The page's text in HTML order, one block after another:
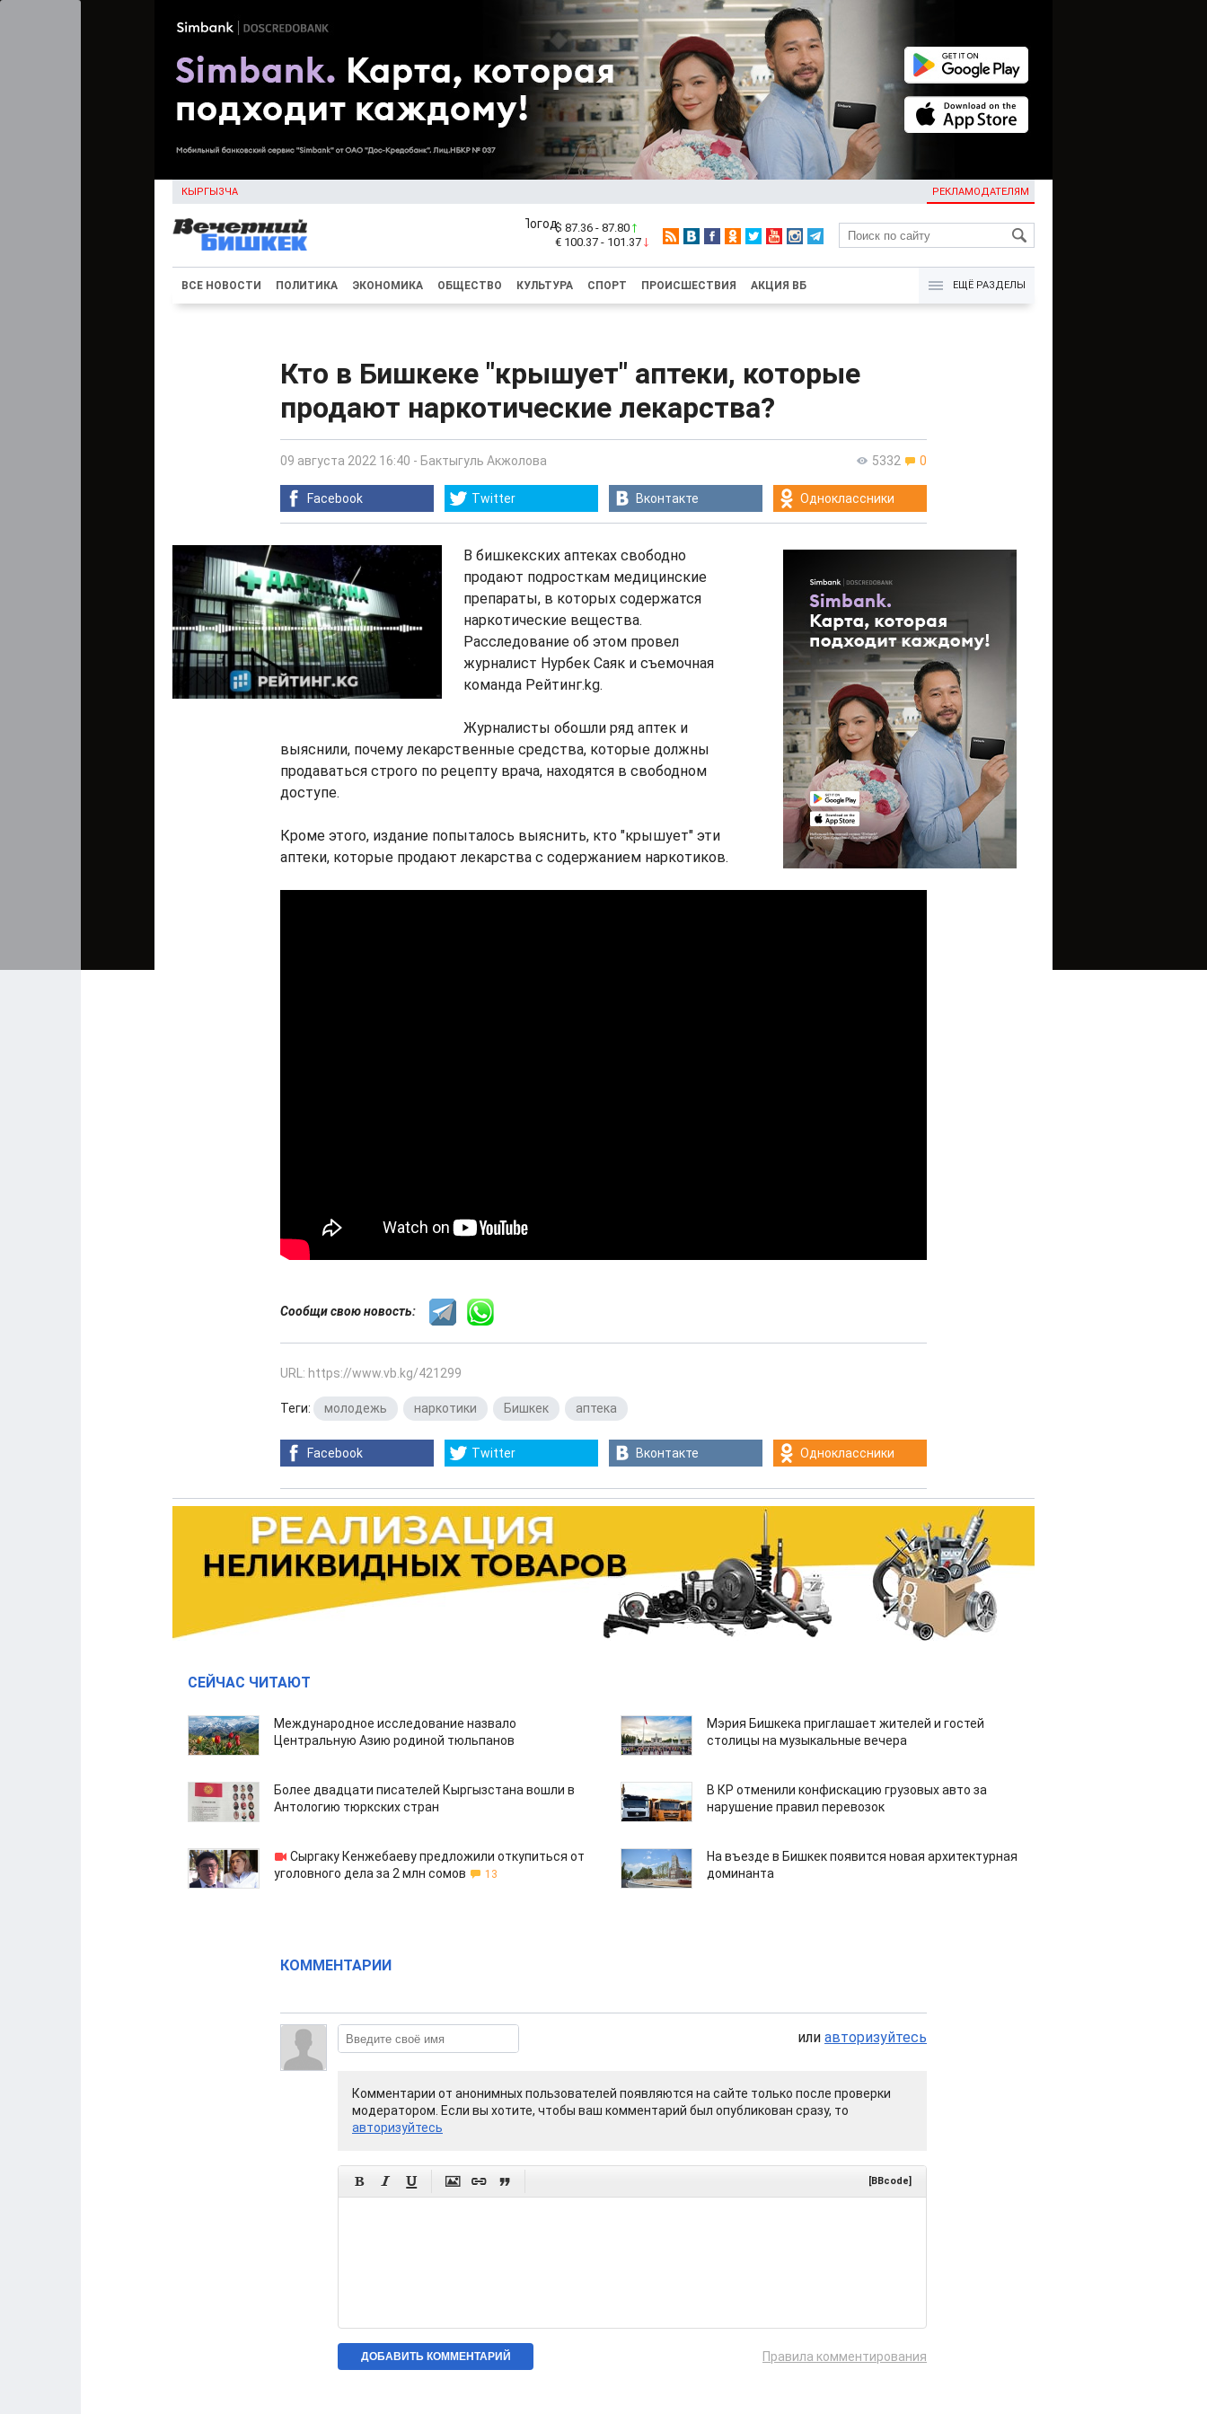
КЫРГЫЗЧА РЕКЛАМОДАТЕЛЯМ
KG
$ 87.36 - 87.80
€ 100.37 - 101.37
ВСЕ НОВОСТИ ПОЛИТИКА ЭКОНОМИКА ОБЩЕСТВО КУЛЬТУРА СПОРТ ПРОИСШЕСТВИЯ АКЦИЯ ВБ ЕЩЁ РАЗДЕЛЫ
Кто в Бишкеке "крышует" аптеки, которые
продают наркотические лекарства?
5332 0
09 августа 2022 16:40 - Бактыгуль Акжолова
Facebook Twitter Вконтакте Одноклассники
В бишкекских аптеках свободно
продают подросткам медицинские
препараты, в которых содержатся
наркотические вещества.
Расследование об этом провел
журналист Нурбек Саяк и съемочная
команда Рейтинг.kg.
Журналисты обошли ряд аптек и
выяснили, почему лекарственные средства, которые должны
продаваться строго по рецепту врача, находятся в свободном
доступе.
Кроме этого, издание попыталось выяснить, кто "крышует" эти
аптеки, которые продают лекарства с содержанием наркотиков.
Сообщи свою новость:
URL: https://www.vb.kg/421299
Теги: молодежь наркотики Бишкек аптека
Facebook Twitter Вконтакте Одноклассники
СЕЙЧАС ЧИТАЮТ
Международное исследование назвало
Центральную Азию родиной тюльпанов
Мэрия Бишкека приглашает жителей и гостей
столицы на музыкальные вечера
Более двадцати писателей Кыргызстана вошли в
Антологию тюркских стран
В КР отменили конфискацию грузовых авто за
нарушение правил перевозок
Сыргаку Кенжебаеву предложили откупиться от
уголовного дела за 2 млн сомов
13
На въезде в Бишкек появится новая архитектурная
доминанта
КОММЕНТАРИИ
или авторизуйтесь
Комментарии от анонимных пользователей появляются на сайте только после проверки
модератором. Если вы хотите, чтобы ваш комментарий был опубликован сразу, то
авторизуйтесь
      [BBcode]
Правила комментирования